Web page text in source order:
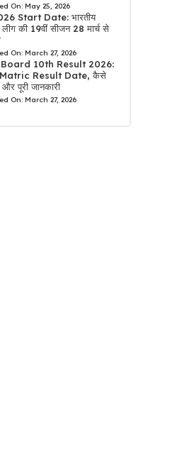
On: May 25, 2026
Start Date: भारतीय
लीग की 19वीं सीजन 28 मार्च से
On: March 27, 2026
10th Result 2026:
Matric Result Date, कैसे
पूरी जानकारी
On: March 27, 2026